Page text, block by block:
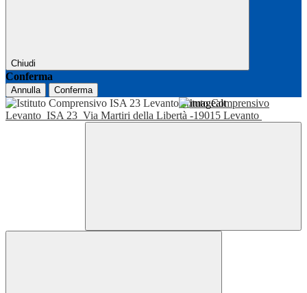
Chiudi
Conferma
Annulla Conferma
Istituto Comprensivo
Levanto ISA 23 Via Martiri della Libertà -19015 Levanto